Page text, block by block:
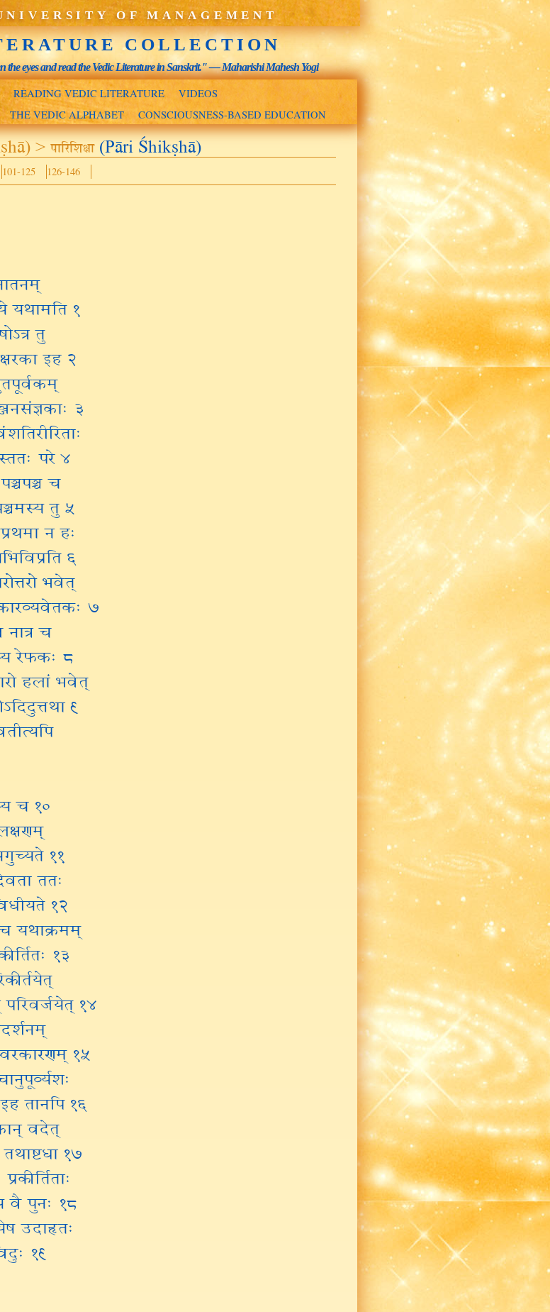
OF MANAGEMENT
COLLECTION
the eyes and read the Vedic Literature in Sanskrit." — Maharishi Mahesh Yogi
READING VEDIC LITERATURE
VIDEOS
THE VEDIC ALPHABET CONSCIOUSNESS-BASED EDUCATION
> पारिशिक्षा (Pāri Śhikṣhā)
101-125 126-146
यथामति १
तु
इह २
३
परे ४
च
तु ५
न हः
६
भवेत्
७
नात्र च
रेफकः ८
हलां भवेत्
९
च १०
११
ततः
१२
यथाक्रमम्
१३
परिवर्जयेत् १४
१५
तानपि १६
वदेत्
१७
वै पुनः १८
उदाहृतः
१९